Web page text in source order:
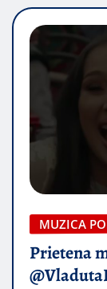
MUZICA
Prietena